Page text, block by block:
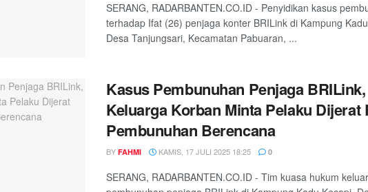
SERANG, RADARBANTEN.CO.ID - Penyidikan kasus
terhadap Ifat (26) penjaga konter BRILink di Kampung
Desa Tanjungsari, Kecamatan Pabuaran, ...
Kasus Pembunuhan Penjaga BRILink,
Keluarga Korban Minta Pelaku Dijerat
Pembunuhan Berencana
BY FAHMI KAMIS, 17 JULI 2025 18:25 0
SERANG, RADARBANTEN.CO.ID - Tim kuasa hukum